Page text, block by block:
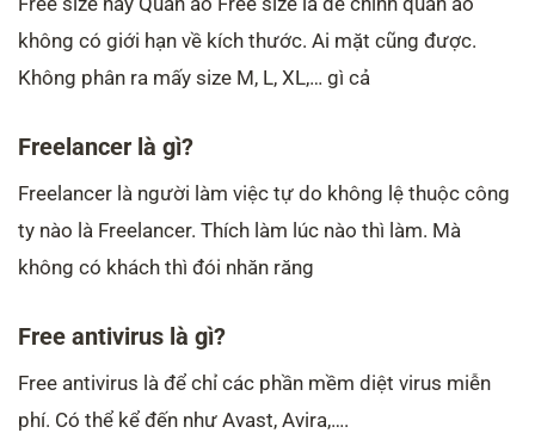
không có giới hạn về kích thước. Ai mặt cũng được.
Không phân ra mấy size M, L, XL,… gì cả
Freelancer là gì?
Freelancer là người làm việc tự do không lệ thuộc công
ty nào là Freelancer. Thích làm lúc nào thì làm. Mà
không có khách thì đói nhăn răng
Free antivirus là gì?
Free antivirus là để chỉ các phần mềm diệt virus miễn
phí. Có thể kể đến như Avast, Avira,….